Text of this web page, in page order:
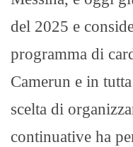
del 2025 e
programma di
Camerun e in
scelta di
continuative ha